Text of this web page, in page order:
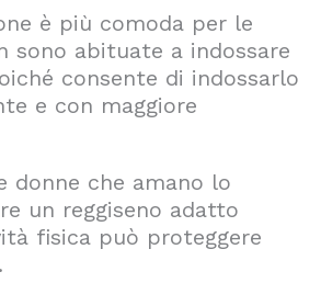
è più comoda per le
sono abituate a indossare
consente di indossarlo
e con maggiore
donne che amano lo
un reggiseno adatto
fisica può proteggere